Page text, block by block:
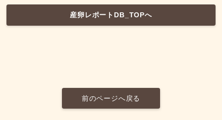
産卵レポートDB_TOPへ
前のページへ戻る